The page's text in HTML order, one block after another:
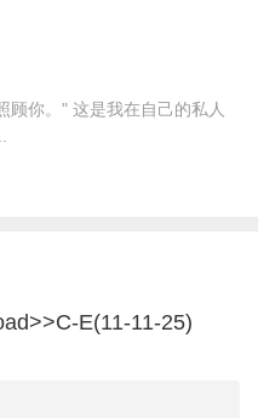
顾你。" 这是我在自己的私人
E(11-11-25)